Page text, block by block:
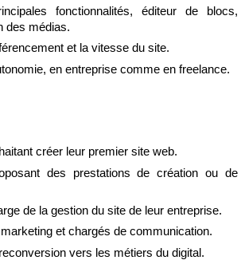
fonctionnalités, éditeur de blocs,
des médias.
et la vitesse du site.
en entreprise comme en freelance.
créer leur premier site web.
des prestations de création ou de
de la gestion du site de leur entreprise.
et chargés de communication.
vers les métiers du digital.